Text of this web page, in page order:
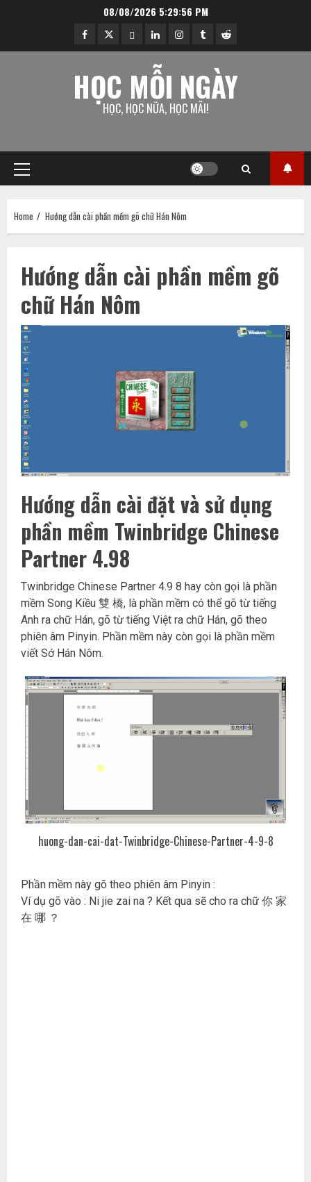
08/08/2026 5:29:57 PM
facebooktwitterok.rulinkedininstagram
tumblrreddit
HỌC MỖI NGÀY
HỌC, HỌC NỮA, HỌC MÃI!
Primary
Menu
Home Hướng dẫn cài phần mềm gõ chữ Hán Nôm
Hướng dẫn cài phần mềm gõ
chữ Hán Nôm
Hướng dẫn cài đặt và sử dụng
phần mềm Twinbridge Chinese
Partner 4.98
Twinbridge Chinese Partner 4.9 8 hay còn gọi là phần
mềm Song Kiều 雙 橋, là phần mềm có thể gõ từ tiếng
Anh ra chữ Hán, gõ từ tiếng Việt ra chữ Hán, gõ theo
phiên âm Pinyin. Phần mềm này còn gọi là phần mềm
viết Sớ Hán Nôm.
huong-dan-cai-dat-Twinbridge-Chinese-Partner-4-9-8
Phần mềm này gõ theo phiên âm Pinyin :
Ví dụ gõ vào : Ni jie zai na ? Kết qua sẽ cho ra chữ 你 家
在 哪 ？